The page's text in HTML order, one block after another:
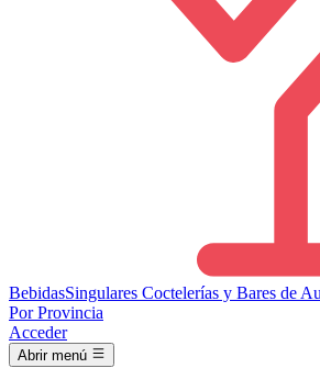
BebidasSingulares Coctelerías y Bares de
Por Provincia
Acceder
Abrir menú